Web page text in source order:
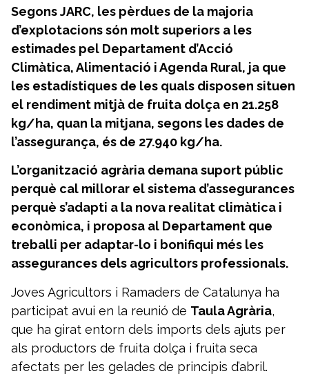
Segons JARC, les pèrdues de la majoria
d’explotacions són molt superiors a les
estimades pel Departament d’Acció
Climàtica, Alimentació i Agenda Rural, ja que
les estadístiques de les quals disposen situen
el rendiment mitjà de fruita dolça en 21.258
kg/ha, quan la mitjana, segons les dades de
l’assegurança, és de 27.940 kg/ha.
L’organització agrària demana suport públic
perquè cal millorar el sistema d’assegurances
perquè s’adapti a la nova realitat climàtica i
econòmica, i proposa al Departament que
treballi per adaptar-lo i bonifiqui més les
assegurances dels agricultors professionals.
Joves Agricultors i Ramaders de Catalunya ha
participat avui en la reunió de Taula Agrària,
que ha girat entorn dels imports dels ajuts per
als productors de fruita dolça i fruita seca
afectats per les gelades de principis d’abril.